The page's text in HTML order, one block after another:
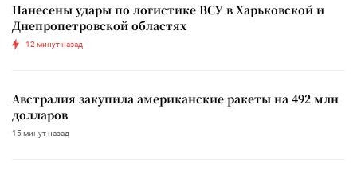
Нанесены удары по логистике ВСУ в Харьковской и
Днепропетровской областях
12 минут назад
Австралия закупила американские ракеты на 492 млн
долларов
15 минут назад